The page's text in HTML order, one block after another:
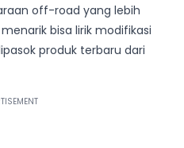
off-road yang lebih
bisa lirik modifikasi
produk terbaru dari